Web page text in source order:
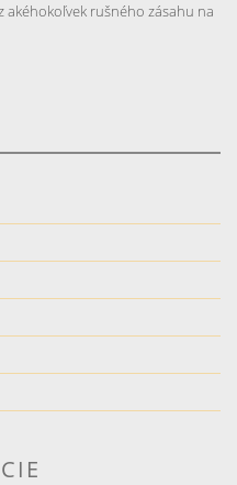
rušného zásahu na